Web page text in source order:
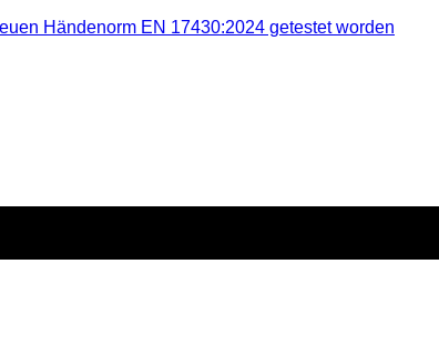
Händenorm EN 17430:2024 getestet worden